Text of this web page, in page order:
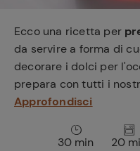
Ecco una ricetta per
da servire a forma di
decorare i dolci per
prepara con tutti i
Approfondisci
30 min 20